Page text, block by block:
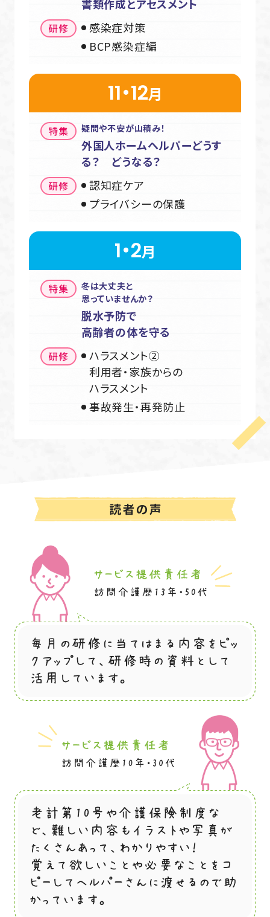
書類作成とアセスメント
感染症対策
BCP感染症編
11・12月
疑問や不安が山積み！
外国人ホームヘルパーどうす
る？ どうなる？
認知症ケア
プライバシーの保護
1・2月
冬は大丈夫と
思っていませんか？
脱水予防で
高齢者の体を守る
ハラスメント②
利用者・家族からの
ハラスメント
事故発生・再発防止